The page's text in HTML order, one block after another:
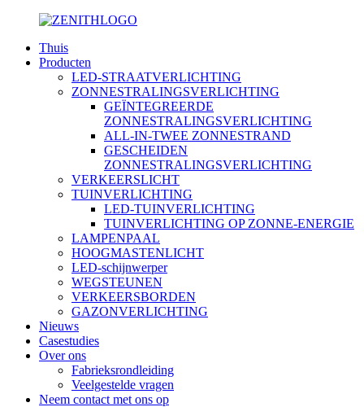
Thuis
Producten
LED-STRAATVERLICHTING
ZONNESTRALINGSVERLICHTING
GEÏNTEGREERDE
ZONNESTRALINGSVERLICHTING
ALL-IN-TWEE ZONNESTRAND
GESCHEIDEN
ZONNESTRALINGSVERLICHTING
VERKEERSLICHT
TUINVERLICHTING
LED-TUINVERLICHTING
TUINVERLICHTING OP ZONNE-ENERGIE
LAMPENPAAL
HOOGMASTENLICHT
LED-schijnwerper
WEGSTEUNEN
VERKEERSBORDEN
GAZONVERLICHTING
Nieuws
Casestudies
Over ons
Fabrieksrondleiding
Veelgestelde vragen
Neem contact met ons op